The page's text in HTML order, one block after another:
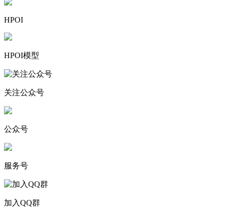
HPOI
HPOI模型
关注公众号
公众号
服务号
加入QQ群